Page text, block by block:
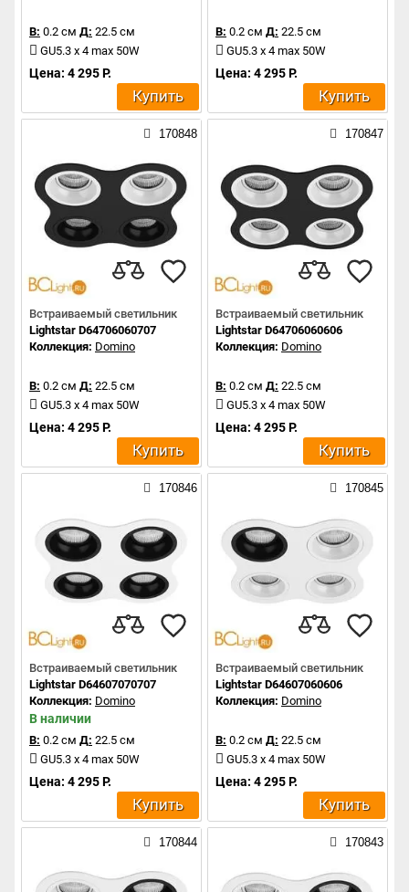
В: 0.2 см Д: 22.5 см
GU5.3 x 4 max 50W
Цена: 4 295 Р.
Купить
В: 0.2 см Д: 22.5 см
GU5.3 x 4 max 50W
Цена: 4 295 Р.
Купить
170848
Встраиваемый светильник
Lightstar D64706060707
Коллекция: Domino
В: 0.2 см Д: 22.5 см
GU5.3 x 4 max 50W
Цена: 4 295 Р.
Купить
170847
Встраиваемый светильник
Lightstar D64706060606
Коллекция: Domino
В: 0.2 см Д: 22.5 см
GU5.3 x 4 max 50W
Цена: 4 295 Р.
Купить
170846
Встраиваемый светильник
Lightstar D64607070707
Коллекция: Domino
В наличии
В: 0.2 см Д: 22.5 см
GU5.3 x 4 max 50W
Цена: 4 295 Р.
Купить
170845
Встраиваемый светильник
Lightstar D64607060606
Коллекция: Domino
В: 0.2 см Д: 22.5 см
GU5.3 x 4 max 50W
Цена: 4 295 Р.
Купить
170844 170843